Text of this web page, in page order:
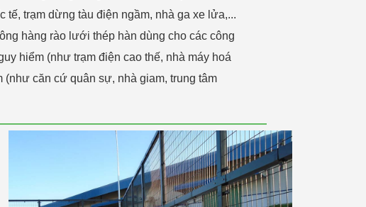
tế, trạm dừng tàu điện ngầm, nhà ga xe lửa,...
hàng rào lưới thép hàn dùng cho các công
hiểm (như trạm điện cao thế, nhà máy hoá
(như căn cứ quân sự, nhà giam, trung tâm